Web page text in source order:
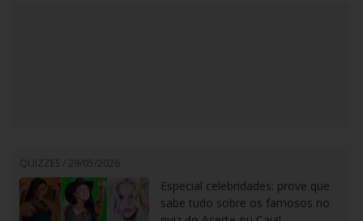
QUIZZES / 29/05/2026
Especial celebridades: prove que
sabe tudo sobre os famosos no